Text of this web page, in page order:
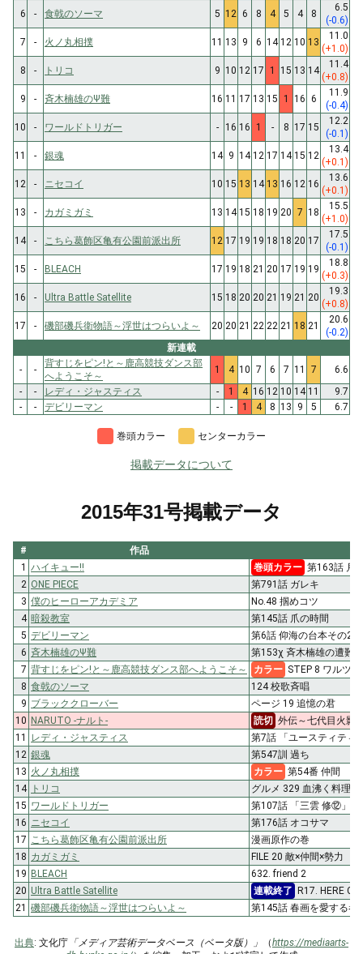
6
- 食戟のソーマ 5 12 6 8 4 5 4 8
6.5
(-0.6)
7
- 火ノ丸相撲 11 13 9 6 14 12 10 13
11.0
(+1.0)
8
- トリコ 9 10 12 17 1 15 13 14
11.4
(+0.8)
9
- 斉木楠雄のΨ難 16 11 17 13 15 1 16 6
11.9
(-0.4)
10
- ワールドトリガー - 16 16 1 - 8 17 15
12.2
(-0.1)
11
- 銀魂 14 9 14 12 17 14 15 12
13.4
(+0.1)
12
- ニセコイ 10 15 13 14 13 16 12 16
13.6
(+0.1)
13
- カガミガミ 13 14 15 18 19 20 7 18
15.5
(+1.0)
14
- こちら葛飾区亀有公園前派出所 12 17 19 19 18 18 20 17
17.5
(-0.1)
15
- BLEACH 17 19 18 21 20 17 19 19
18.8
(+0.3)
16
- Ultra Battle Satellite 15 18 20 20 21 19 21 20
19.3
(+0.8)
17
- 磯部磯兵衛物語～浮世はつらいよ～ 20 20 21 22 22 21 18 21
20.6
(-0.2)
新連載
-
-
背すじをピン!と～鹿高競技ダンス部
へようこそ～
1 4 10 7 6 7 11 7
6.6
-
- レディ・ジャスティス - 1 4 16 12 10 14 11
9.7
-
- デビリーマン - - 1 4 8 13 9 5 6.7
巻頭カラー センターカラー
掲載データについて
2015年31号掲載データ
# 作品
1 ハイキュー!! 巻頭カラー 第163話 月
2 ONE PIECE
第791話 ガレキ
3 僕のヒーローアカデミア
No.48 掴めコツ
4 暗殺教室
第145話 爪の時間
5 デビリーマン
第6話 仰海の台本その2
6 斉木楠雄のΨ難
第153χ 斉木楠雄の遭難 2
7 背すじをピン!と～鹿高競技ダンス部へようこそ～ カラー STEP 8 ワルツ
8 食戟のソーマ
124 校歌斉唱
9 ブラッククローバー
ページ 19 追憶の君
10 NARUTO -ナルト- 読切 外伝～七代目火影
11
レディ・ジャスティス
第7話 「ユースティティ
12 銀魂
第547訓 過ち
13 火ノ丸相撲 カラー 第54番 仲間
14
トリコ
グルメ 329 血沸く料理人
15 ワールドトリガー
第107話 「三雲 修⑫」
16 ニセコイ
第176話 オコサマ
17
こちら葛飾区亀有公園前派出所
漫画原作の巻
18 カガミガミ
FILE 20 敵×仲間×勢力
19 BLEACH
632. friend 2
20 Ultra Battle Satellite 連載終了 R17. HERE
21 磯部磯兵衛物語～浮世はつらいよ～ 第145話 春画を愛する者
出典: 文化庁 「メディア芸術データベース（ベータ版）」 （https://mediaarts-